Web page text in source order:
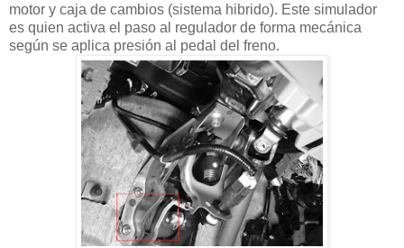
motor y caja de cambios (sistema hibrido). Este simulador
es quien activa el paso al regulador de forma mecánica
según se aplica presión al pedal del freno.